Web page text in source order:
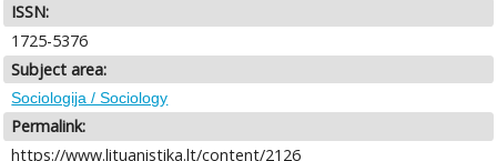
ISSN:
1725-5376
Subject area:
Sociologija / Sociology
Permalink:
https://www.lituanistika.lt/content/2126